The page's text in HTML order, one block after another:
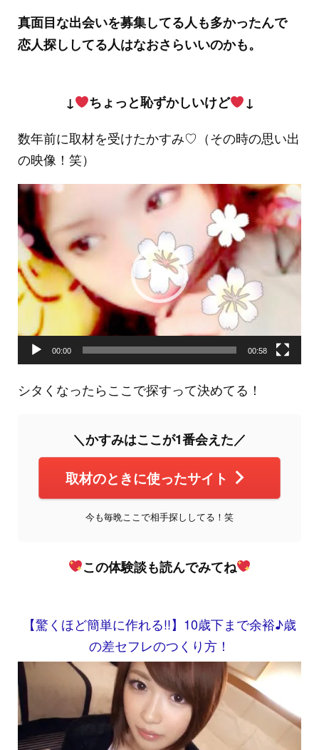
真面目な出会いを募集してる人も多かったんで
恋人探ししてる人はなおさらいいのかも。
↓ ちょっと恥ずかしいけど
↓
数年前に取材を受けたかすみ♡（その時の思い出
の映像！笑）
動
プ
レ
ー
ヤ
ー
00:00 00:58
シタくなったらここで探すって決めてる！
＼かすみはここが1番会えた／
取材のときに使ったサイト
今も毎晩ここで相手探ししてる！笑
この体験談も読んでみてね
【驚くほど簡単に作れる!!】10歳下まで余裕♪歳
の差セフレのつくり方！